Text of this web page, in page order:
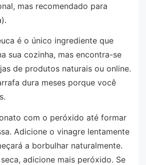
mas recomendado para
é o único ingrediente que
sua cozinha, mas encontra-se
de produtos naturais ou online.
dura meses porque você
com o peróxido até formar
Adicione o vinagre lentamente
a borbulhar naturalmente.
adicione mais peróxido. Se